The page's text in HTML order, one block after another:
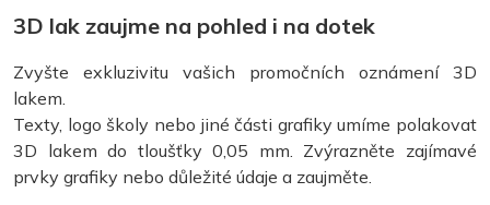
3D lak zaujme na pohled i na dotek
Zvyšte exkluzivitu vašich promočních oznámení 3D
lakem.
Texty, logo školy nebo jiné části grafiky umíme polakovat
3D lakem do tloušťky 0,05 mm. Zvýrazněte zajímavé
prvky grafiky nebo důležité údaje a zaujměte.